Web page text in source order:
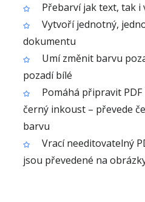
Přebarví jak text, tak i
Vytvoří jednotný,
dokumentu
Umí změnit barvu
pozadí bílé
Pomáhá připravit
černý inkoust – převede
barvu
Vrací needitovatelný
jsou převedené na